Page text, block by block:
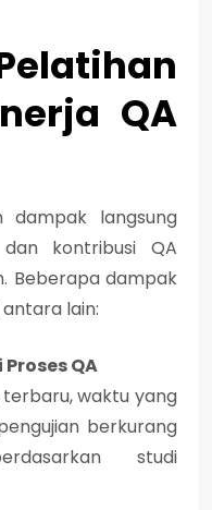
QA
dampak langsung
kontribusi QA
. Beberapa dampak
lain:
QA
waktu yang
berkurang
studi